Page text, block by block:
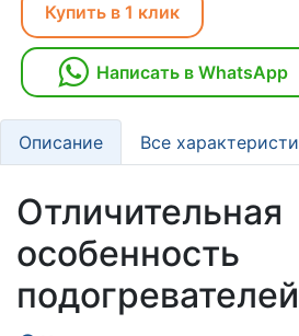
Купить в 1 клик
Написать в WhatsApp
Описание Все
Отличительная
особенность